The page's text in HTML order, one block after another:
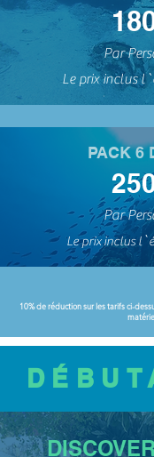
Par
Le prix inclus l`
PACK 6
Par
Le prix inclus l`
10% de réduction sur les tarifs ci-